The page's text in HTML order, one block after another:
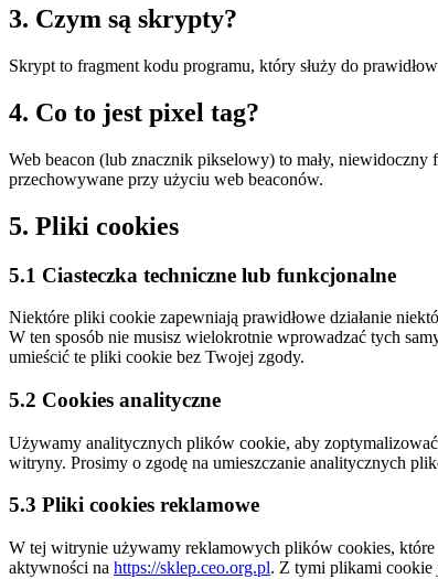
3. Czym są skrypty?
Skrypt to fragment kodu programu, który służy do
4. Co to jest pixel tag?
Web beacon (lub znacznik pikselowy) to mały,
przechowywane przy użyciu web beaconów.
5. Pliki cookies
5.1 Ciasteczka techniczne lub funkcjonalne
Niektóre pliki cookie zapewniają prawidłowe działanie
W ten sposób nie musisz wielokrotnie wprowadzać tych
umieścić te pliki cookie bez Twojej zgody.
5.2 Cookies analityczne
Używamy analitycznych plików cookie, aby
witryny. Prosimy o zgodę na umieszczanie analitycznych
5.3 Pliki cookies reklamowe
W tej witrynie używamy reklamowych plików cookies,
aktywności na https://sklep.ceo.org.pl. Z tymi plikami cookie